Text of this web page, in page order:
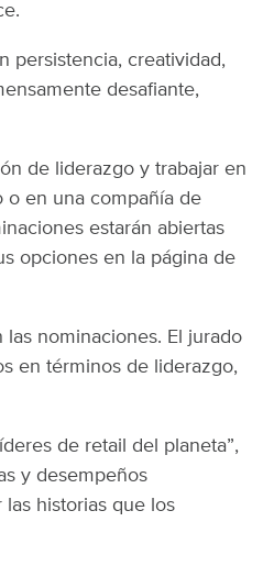
persistencia, creatividad,
desafiante,
de liderazgo y trabajar en
o en una compañía de
estarán abiertas
opciones en la página de
nominaciones. El jurado
en términos de liderazgo,
de retail del planeta”,
y desempeños
las historias que los